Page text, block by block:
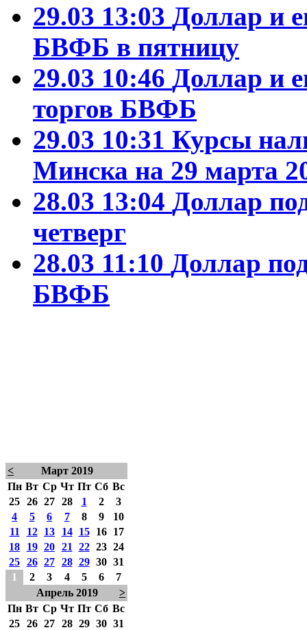
29.03 13:03 Доллар и
БВФБ в пятницу
29.03 10:46 Доллар и
торгов БВФБ
29.03 10:31 Курсы
Минска на 29 марта
28.03 13:04 Доллар
четверг
28.03 11:10 Доллар
БВФБ
<
Март 2019
Пн Вт Ср Чт Пт Сб Вс
25 26 27 28 1 2
3
4
5 6 7 8 9
10
11
12 13 14 15 16
17
18
19 20 21 22 23 24
25 26 27 28 29 30 31
1
2 3 4 5 6
7
Апрель 2019
>
Пн Вт Ср Чт Пт Сб Вс
25 26 27 28 29 30 31